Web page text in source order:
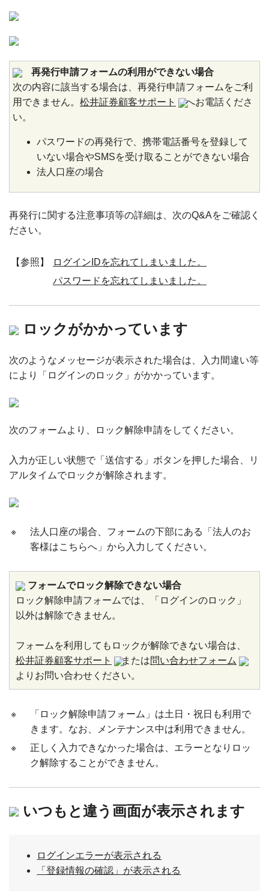
再発行申請フォームの利用ができない場合
次の内容に該当する場合は、再発行申請フォームをご利
用できません。 松井証券顧客サポート
へお電話くださ
い。
パスワードの再発行で、携帯電話番号を登録して
いない場合やSMSを受け取ることができない場合
法人口座の場合
再発行に関する注意事項等の詳細は、次のQ&Aをご確認く
ださい。
【参照】
ログインIDを忘れてしまいました。
パスワードを忘れてしまいました。
ロックがかかっています
次のようなメッセージが表示された場合は、入力間違い等
により「ログインのロック」がかかっています。
次のフォームより、ロック解除申請をしてください。
入力が正しい状態で「送信する」ボタンを押した場合、リ
アルタイムでロックが解除されます。
※
法人口座の場合、フォームの下部にある「法人のお
客様はこちらへ」から入力してください。
フォームでロック解除できない場合
ロック解除申請フォームでは、「ログインのロック」
以外は解除できません。
フォームを利用してもロックが解除できない場合は、
松井証券顧客サポート
または問い合わせフォーム
よりお問い合わせください。
※
「ロック解除申請フォーム」は土日・祝日も利用で
きます。なお、メンテナンス中は利用できません。
※
正しく入力できなかった場合は、エラーとなりロッ
ク解除することができません。
いつもと違う画面が表示されます
ログインエラーが表示される
「登録情報の確認」が表示される